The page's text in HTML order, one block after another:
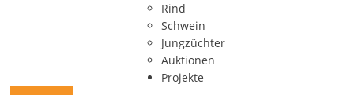
Rind
Schwein
Jungzüchter
Auktionen
Projekte